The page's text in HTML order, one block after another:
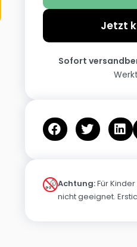
Jetzt
Sofort
Achtung:Für
nicht geeignet.